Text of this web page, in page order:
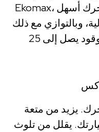
Ekomax، يصبح حدث الاحتراق في المحرك أسهل
وبالتوازي مع ذلك
يزيد من متعة
يقلل من تلوث